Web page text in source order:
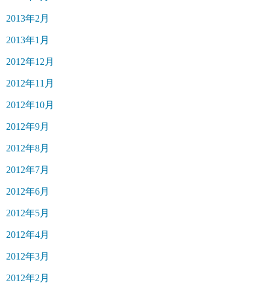
2013年2月
2013年1月
2012年12月
2012年11月
2012年10月
2012年9月
2012年8月
2012年7月
2012年6月
2012年5月
2012年4月
2012年3月
2012年2月